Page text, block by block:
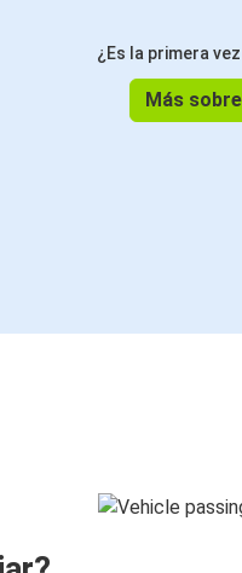
¿Es la primera
Más